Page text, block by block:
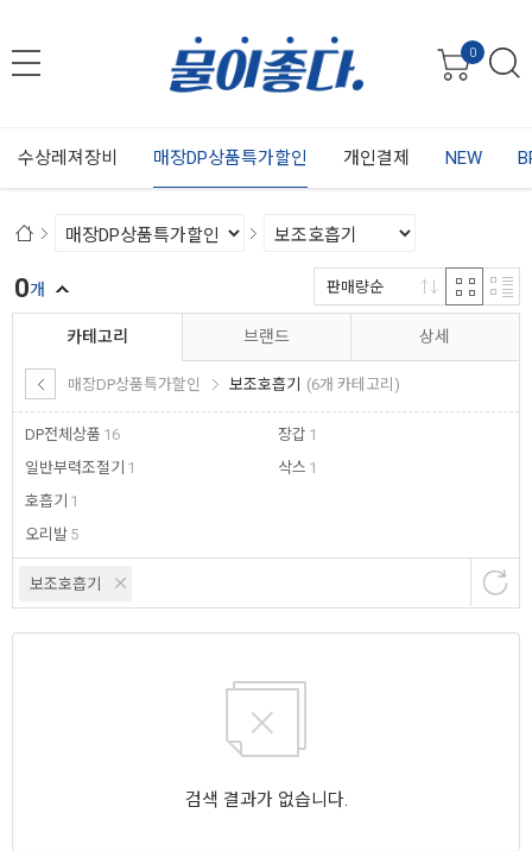
0
수상레져장비 매장DP상품특가할인 개인결제 NEW
카테고리
매장DP상품특가할인 보조호흡기 (6개 카테고리)
DP전체상품 16
일반부력조절기 1
호흡기 1
오리발 5
장갑 1
삭스 1
브랜드 상세
보조호흡기
0개 판매량순
검색 결과가 없습니다.